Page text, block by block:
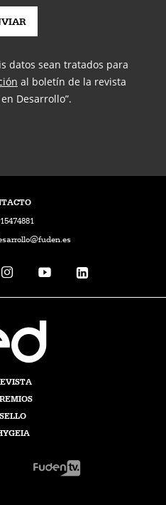
datos sean tratados para
al boletín de la revista
Desarrollo”.
SELLO